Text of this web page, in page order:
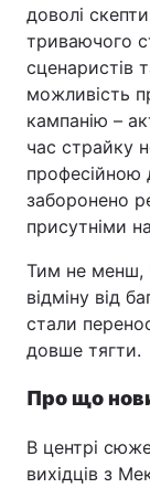
доволі
триваючого
сценаристів
можливість
кампанію –
час страйку
професійною
заборонено
присутніми
Тим не менш,
відміну від
стали
довше тягти.
Про що
В центрі
вихідців з